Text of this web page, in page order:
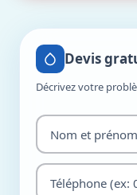
Devis
Décrivez votre